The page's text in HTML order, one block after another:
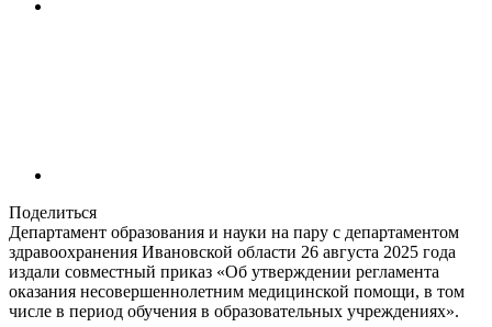
Поделиться
Департамент образования и науки на пару с департаментом
здравоохранения Ивановской области 26 августа 2025 года
издали совместный приказ «Об утверждении регламента
оказания несовершеннолетним медицинской помощи, в том
числе в период обучения в образовательных учреждениях».